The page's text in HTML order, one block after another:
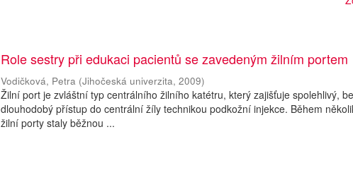
Role sestry při edukaci pacientů se zavedeným žilním portem
Vodičková, Petra (Jihočeská univerzita,2009)
Žilní port je zvláštní typ centrálního žilního katétru, který zajišťuje spolehlivý,
dlouhodobý přístup do centrální žíly technikou podkožní injekce. Během
žilní porty staly běžnou ...